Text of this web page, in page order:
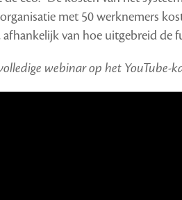
met 50 werknemers
van hoe uitgebreid de
webinar op het YouTube-